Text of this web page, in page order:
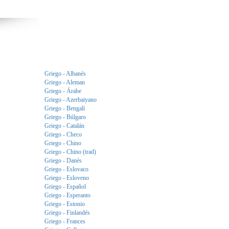
Griego - Albanés
Griego - Aleman
Griego - Árabe
Griego - Azerbaiyano
Griego - Bengalí
Griego - Búlgaro
Griego - Catalán
Griego - Checo
Griego - Chino
Griego - Chino (trad)
Griego - Danés
Griego - Eslovaco
Griego - Esloveno
Griego - Español
Griego - Esperanto
Griego - Estonio
Griego - Finlandés
Griego - Frances